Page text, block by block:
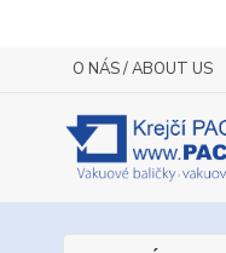
O NÁS / ABOUT US